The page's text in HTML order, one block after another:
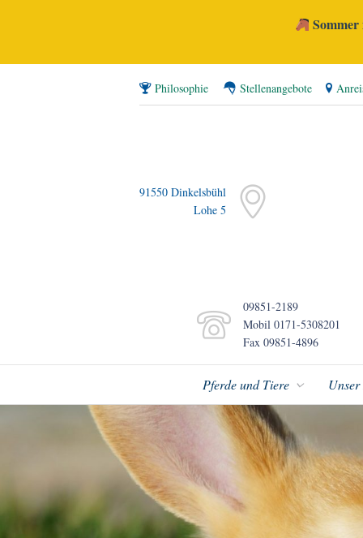
Philosophie Stellenangebote
91550 Dinkelsbühl
Lohe 5
09851-2189
Mobil 0171-5308201
Fax 09851-4896
Pferde und Tiere